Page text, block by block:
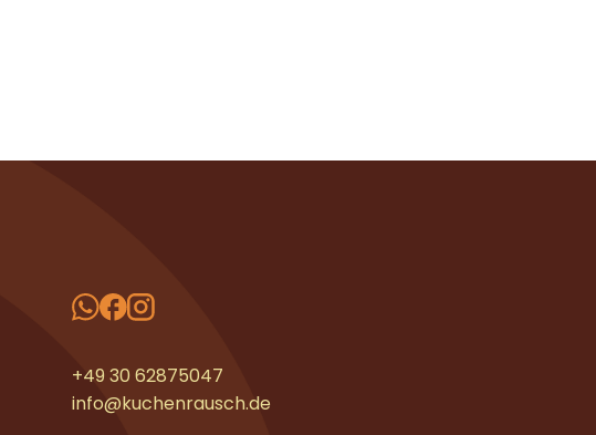
+49 30 62875047
info@kuchenrausch.de